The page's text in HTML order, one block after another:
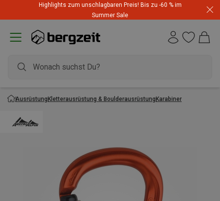
Highlights zum unschlagbaren Preis! Bis zu -60 % im
Summer Sale
AusrüstungKletterausrüstung & BoulderausrüstungKarabiner